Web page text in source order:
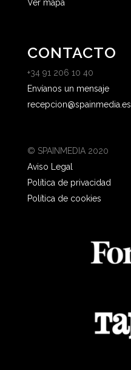
Ver mapa
CONTACTO
+34 91 206 10 40
Envíanos un mensaje
recepcion@spainmedia.es
© SPAINMEDIA 2020
Aviso Legal
Política de privacidad
Política de cookies